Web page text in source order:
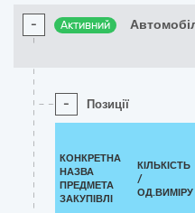
- Активний
- Позиції
КОНКРЕТНА
НАЗВА
ПРЕДМЕТА
ЗАКУПІВЛІ
КІЛЬКІСТЬ
/
ОД.ВИМІРУ